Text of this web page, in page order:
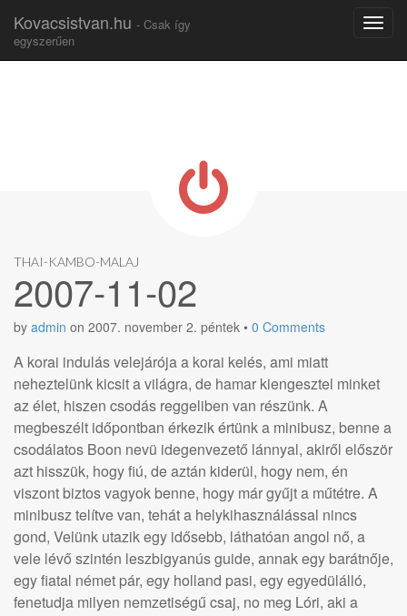
Kovacsistvan.hu - Csak így
egyszerűen
THAI-KAMBO-MALAJ
2007-11-02
by admin on 2007. november 2. péntek • 0 Comments
A korai indulás velejárója a korai kelés, ami miatt
neheztelünk kicsit a világra, de hamar kiengesztel minket
az élet, hiszen csodás reggeliben van részünk. A
megbeszélt időpontban érkezik értünk a minibusz, benne a
csodálatos Boon nevü idegenvezető lánnyal, akiről először
azt hisszük, hogy fiú, de aztán kiderül, hogy nem, én
viszont biztos vagyok benne, hogy már gyűjt a műtétre. A
minibusz telítve van, tehát a helykihasználással nincs
gond, Velünk utazik egy idősebb, láthatóan angol nő, a
vele lévő szintén leszbigyanús guide, annak egy barátnője,
egy fiatal német pár, egy holland pasi, egy egyedülálló,
fenetudja milyen nemzetiségű csaj, no meg Lóri, aki a